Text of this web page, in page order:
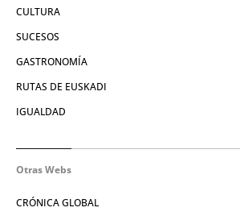
CULTURA
SUCESOS
GASTRONOMÍA
RUTAS DE EUSKADI
IGUALDAD
Otras Webs
CRÓNICA GLOBAL